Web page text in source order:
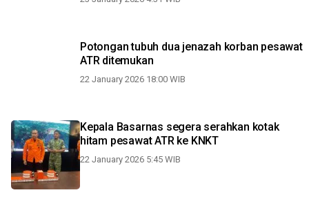
Potongan tubuh dua jenazah korban pesawat
ATR ditemukan
22 January 2026 18:00 WIB
Kepala Basarnas segera serahkan kotak
hitam pesawat ATR ke KNKT
22 January 2026 5:45 WIB